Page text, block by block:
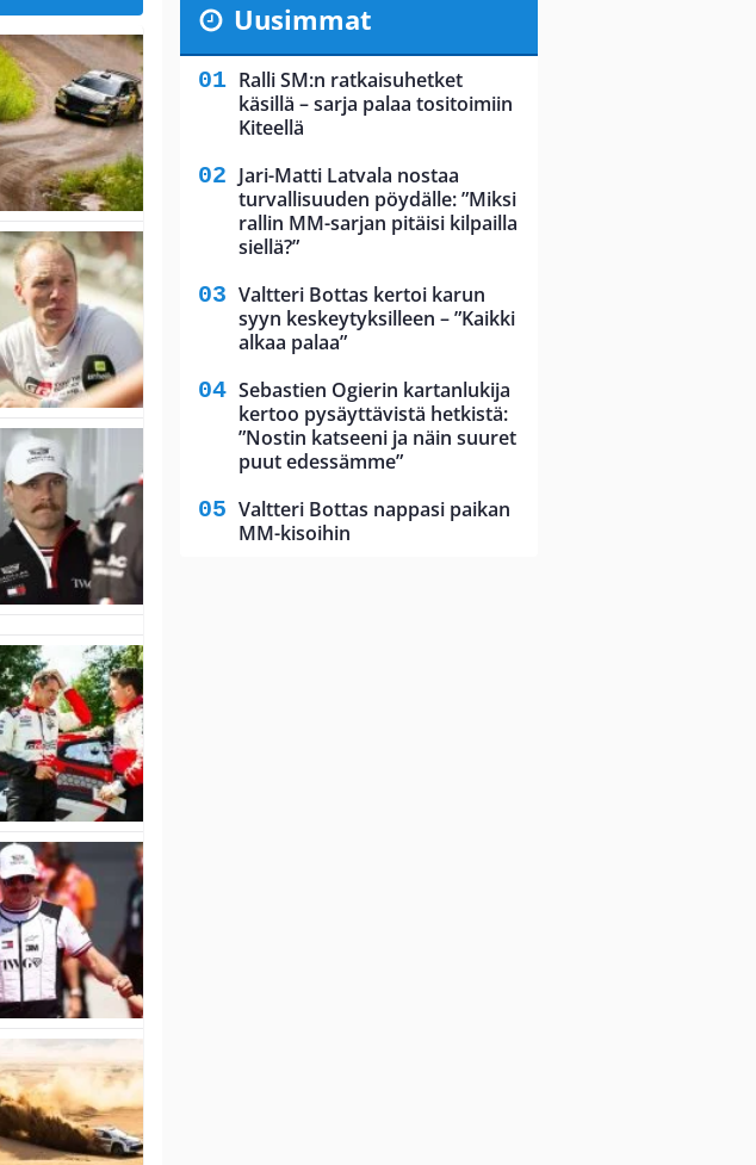
Uusimmat
Ralli SM:n ratkaisuhetket
käsillä – sarja palaa tositoimiin
Kiteellä
Jari-Matti Latvala nostaa
turvallisuuden pöydälle: ”Miksi
rallin MM-sarjan pitäisi kilpailla
siellä?”
Valtteri Bottas kertoi karun
syyn keskeytyksilleen – ”Kaikki
alkaa palaa”
Sebastien Ogierin kartanlukija
kertoo pysäyttävistä hetkistä:
”Nostin katseeni ja näin suuret
puut edessämme”
Valtteri Bottas nappasi paikan
MM-kisoihin